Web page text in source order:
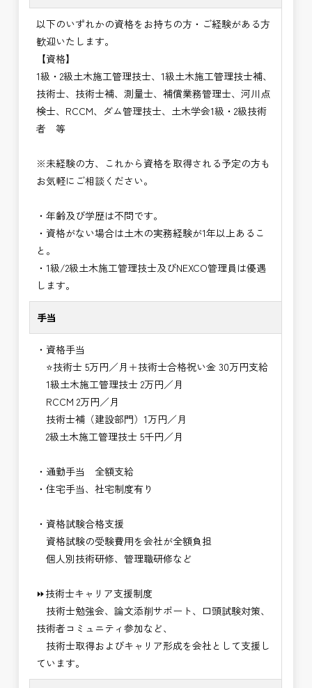
以下のいずれかの資格をお持ちの方・ご経験がある方
歓迎いたします。
【資格】
1級・2級土木施工管理技士、1級土木施工管理技士補、
技術士、技術士補、測量士、補償業務管理士、河川点
検士、RCCM、ダム管理技士、土木学会1級・2級技術
者 等
※未経験の方、これから資格を取得される予定の方も
お気軽にご相談ください。
・年齢及び学歴は不問です。
・資格がない場合は土木の実務経験が1年以上あるこ
と。
・1級/2級土木施工管理技士及びNEXCO管理員は優遇
します。
手当
・資格手当
⭐技術士 5万円／月＋技術士合格祝い金 30万円支給
1級土木施工管理技士 2万円／月
RCCM 2万円／月
技術士補（建設部門）1万円／月
2級土木施工管理技士 5千円／月
・通勤手当 全額支給
・住宅手当、社宅制度有り
・資格試験合格支援
資格試験の受験費用を会社が全額負担
個人別技術研修、管理職研修など
⏩技術士キャリア支援制度
技術士勉強会、論文添削サポート、口頭試験対策、
技術者コミュニティ参加など、
技術士取得およびキャリア形成を会社として支援し
ています。